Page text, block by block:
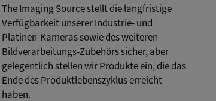
The Imaging Source stellt die langfristige
Verfügbarkeit unserer Industrie- und
Platinen-Kameras sowie des weiteren
Bildverarbeitungs-Zubehörs sicher, aber
gelegentlich stellen wir Produkte ein, die das
Ende des Produktlebenszyklus erreicht
haben.